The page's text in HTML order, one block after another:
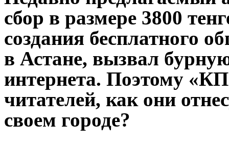
сбор в размере 3800
создания бесплатного
в Астане, вызвал
интернета. Поэтому
читателей, как они
своем городе?